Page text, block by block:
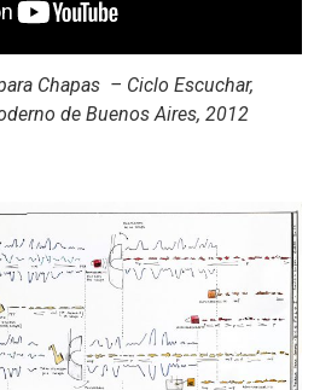
Chapas – Ciclo Escuchar,
de Buenos Aires, 2012